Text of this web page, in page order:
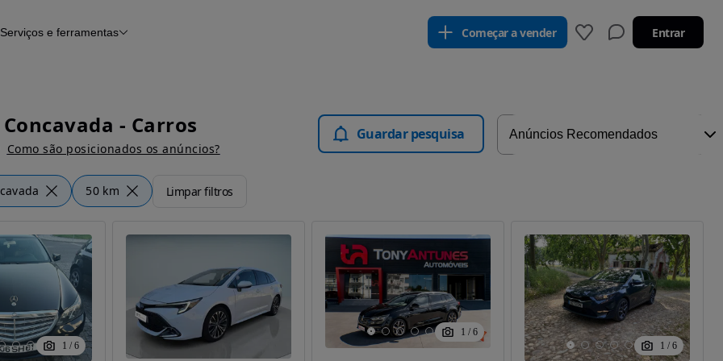
Serviços e ferramentas Começar a vender Entrar
- Carros
Como são posicionados os anúncios?
Guardar pesquisa
50 km Limpar filtros
1 / 6
1 / 6
1 / 6